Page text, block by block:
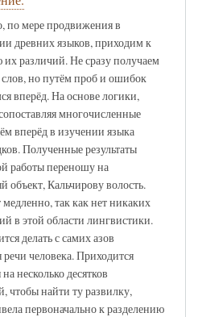
по мере продвижения в
древних языков, приходим к
различий. Не сразу получаем
но путём проб и ошибок
вперёд. На основе логики,
многочисленные
вперёд в изучении языка
Полученные результаты
работы переношу на
объект, Кальчирову волость.
медленно, так как нет никаких
в этой области лингвистики.
делать с самих азов
человека. Приходится
на несколько десятков
чтобы найти ту развилку,
первоначально к разделению